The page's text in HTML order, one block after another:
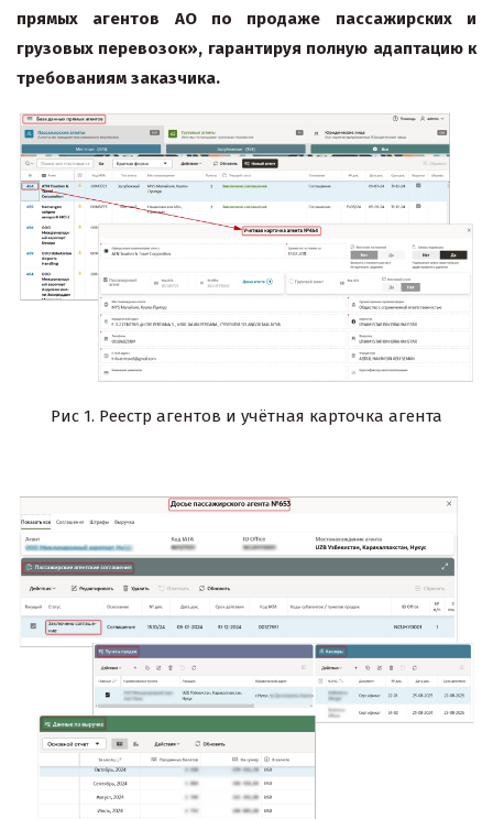
прямых агентов АО по продаже пассажирских и
грузовых перевозок», гарантируя полную адаптацию к
требованиям заказчика.
Рис 1. Реестр агентов и учётная карточка агента